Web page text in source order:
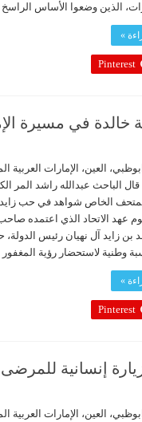
الذين وضعوا الأساس
»
Pinterest
خالدة في مسيرة
يوليو 2026 قال الباحث عبدالله راشد المر
الخاص شواهد في حب زايد
عهد الاتحاد الذي اعتمده
بن زايد آل نهيان رئيس الدولة،
وطنية لاستحضار رؤية
»
Pinterest
إنسانية للمرضى